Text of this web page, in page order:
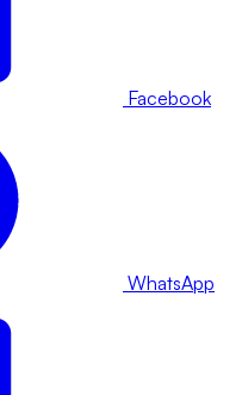
Facebook
WhatsApp